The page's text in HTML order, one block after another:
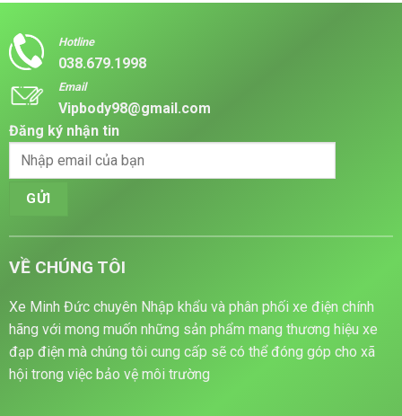
Hotline
038.679.1998
Email
Vipbody98@gmail.com
Đăng ký nhận tin
VỀ CHÚNG TÔI
Xe Minh Đức chuyên Nhập khẩu và phân phối xe điện chính
hãng với mong muốn những sản phẩm mang thương hiệu xe
đạp điện mà chúng tôi cung cấp sẽ có thể đóng góp cho xã
hội trong việc bảo vệ môi trường